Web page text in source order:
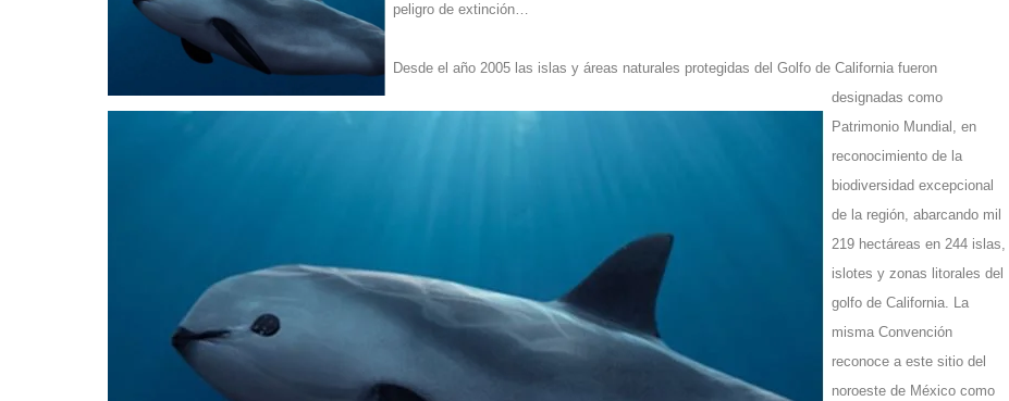
peligro de extinción…
Desde el año 2005 las islas y áreas naturales protegidas del Golfo de California fueron
designadas como
Patrimonio Mundial, en
reconocimiento de la
biodiversidad excepcional
de la región, abarcando mil
219 hectáreas en 244 islas,
islotes y zonas litorales del
golfo de California. La
misma Convención
reconoce a este sitio del
noroeste de México como